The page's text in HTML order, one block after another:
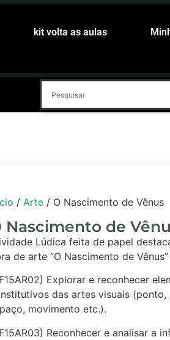
kit volta as aulas
/ Arte/ O Nascimento de Vênus
Nascimento de
Lúdica feita de papel
de arte “O Nascimento de Vênus”
Explorar e reconhecer
das artes visuais (ponto,
movimento etc.).
Reconhecer e analisar a